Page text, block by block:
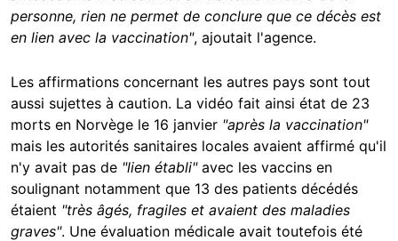
personne, rien ne permet de conclure que ce décès est
en lien avec la vaccination", ajoutait l'agence.
Les affirmations concernant les autres pays sont tout
aussi sujettes à caution. La vidéo fait ainsi état de 23
morts en Norvège le 16 janvier "après la vaccination"
mais les autorités sanitaires locales avaient affirmé qu'il
n'y avait pas de "lien établi"avec les vaccins en
soulignant notamment que 13 des patients décédés
étaient "très âgés, fragiles et avaient des maladies
graves". Une évaluation médicale avait toutefois été